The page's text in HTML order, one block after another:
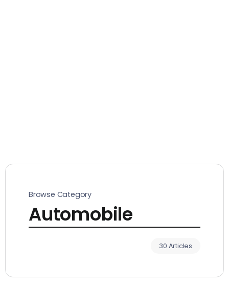
Browse Category
Automobile
30 Articles